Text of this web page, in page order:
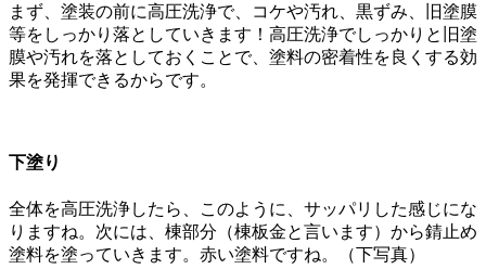
まず、塗装の前に高圧洗浄で、コケや汚れ、黒ずみ、旧塗膜
等をしっかり落としていきます！高圧洗浄でしっかりと旧塗
膜や汚れを落としておくことで、塗料の密着性を良くする効
果を発揮できるからです。
下塗り
全体を高圧洗浄したら、このように、サッパリした感じにな
りますね。次には、棟部分（棟板金と言います）から錆止め
塗料を塗っていきます。赤い塗料ですね。（下写真）